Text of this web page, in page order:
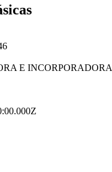
E INCORPORADORA